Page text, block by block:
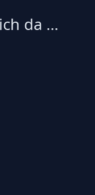
da …